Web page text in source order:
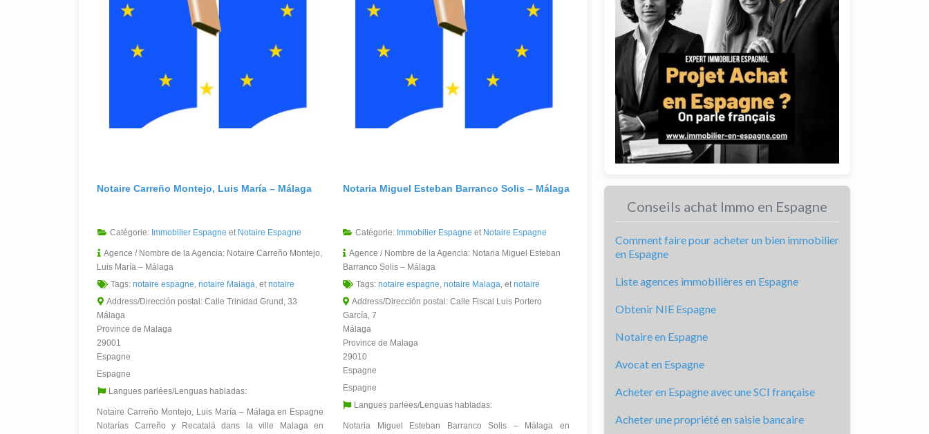
Notaire Carreño Montejo, Luis María – Málaga
Catégorie: Immobilier Espagne et Notaire Espagne
Agence / Nombre de la Agencia: Notaire Carreño Montejo,
Luis María – Málaga
Tags: notaire espagne, notaire Malaga, etnotaire
Address/Dirección postal: Calle Trinidad Grund, 33
Málaga
Province de Malaga
29001
Espagne
Espagne
Langues parlées/Lenguas habladas:
Notaire Carreño Montejo, Luis María – Málaga en Espagne
Notarías Carreño y Recatalá dans la ville Malaga en
Notaria Miguel Esteban Barranco Solis – Málaga
Catégorie: Immobilier Espagne et Notaire Espagne
Agence / Nombre de la Agencia: Notaria Miguel Esteban
Barranco Solis – Málaga
Tags:notaire espagne,notaire Malaga, etnotaire
Address/Dirección postal:Calle Fiscal Luis Portero
García, 7
Málaga
Province de Malaga
29010
Espagne
Espagne
Langues parlées/Lenguas habladas:
Notaria Miguel Esteban Barranco Solis – Málaga en
Conseils achat Immo en Espagne
Comment faire pour acheter un bien immobilier
en Espagne
Liste agences immobilières en Espagne
Obtenir NIE Espagne
Notaire en Espagne
Avocat en Espagne
Acheter en Espagne avec une SCI française
Acheter une propriété en saisie bancaire